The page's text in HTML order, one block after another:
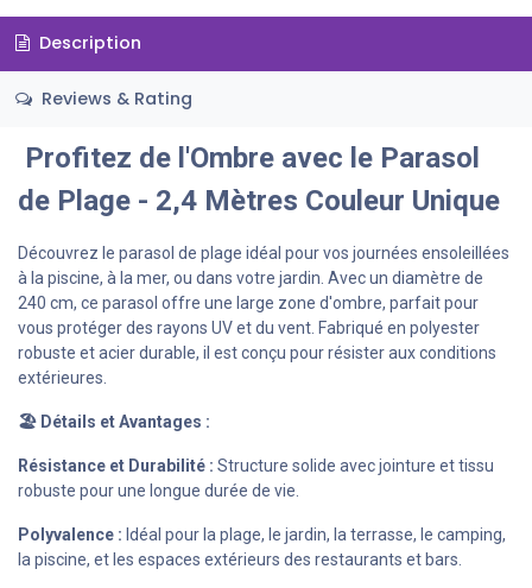
Description
Reviews & Rating
Profitez de l'Ombre avec le Parasol
de Plage - 2,4 Mètres Couleur Unique
Découvrez le parasol de plage idéal pour vos journées ensoleillées
à la piscine, à la mer, ou dans votre jardin. Avec un diamètre de
240 cm, ce parasol offre une large zone d'ombre, parfait pour
vous protéger des rayons UV et du vent. Fabriqué en polyester
robuste et acier durable, il est conçu pour résister aux conditions
extérieures.
🏖️ Détails et Avantages :
Résistance et Durabilité : Structure solide avec jointure et tissu
robuste pour une longue durée de vie.
Polyvalence : Idéal pour la plage, le jardin, la terrasse, le camping,
la piscine, et les espaces extérieurs des restaurants et bars.